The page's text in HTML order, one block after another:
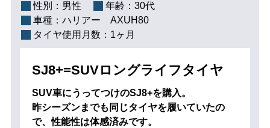
性別： 男性 年齢： 30代
車種： ハリアー AXUH80
タイヤ使用月数： 1ヶ月
SJ8+=SUVロングライフタイヤ
SUV車にうってつけのSJ8+を購入。
昨シーズンまでも同じタイヤを履いていたの
で、性能性は体感済みです。